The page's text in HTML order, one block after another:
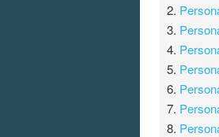
2.
3.
4.
5.
6.
7.
8.